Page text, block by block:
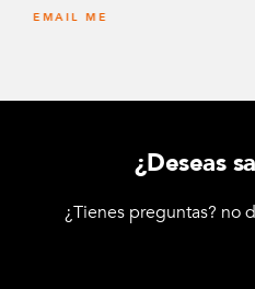
EMAIL ME
¿Deseas
¿Tienes preguntas? no